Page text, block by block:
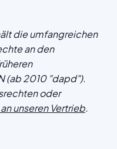
die umfangreichen
an den
(ab 2010 "dapd").
oder
unseren Vertrieb.